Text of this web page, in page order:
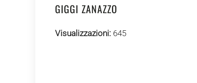
GIGGI ZANAZZO
Visualizzazioni: 645